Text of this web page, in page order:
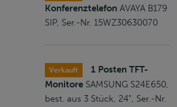
Konferenztelefon AVAYA B179
SIP, Ser.-Nr. 15WZ30630070
Verkauft
1 Posten TFT-
Monitore SAMSUNG S24E650,
best. aus 3 Stück, 24", Ser.-Nr.